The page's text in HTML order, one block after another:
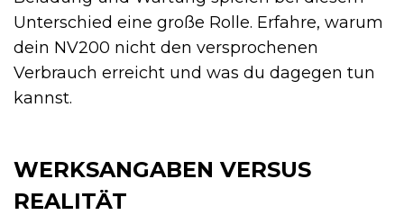
Unterschied eine große Rolle. Erfahre, warum
dein NV200 nicht den versprochenen
Verbrauch erreicht und was du dagegen tun
kannst.
WERKSANGABEN VERSUS
REALITÄT